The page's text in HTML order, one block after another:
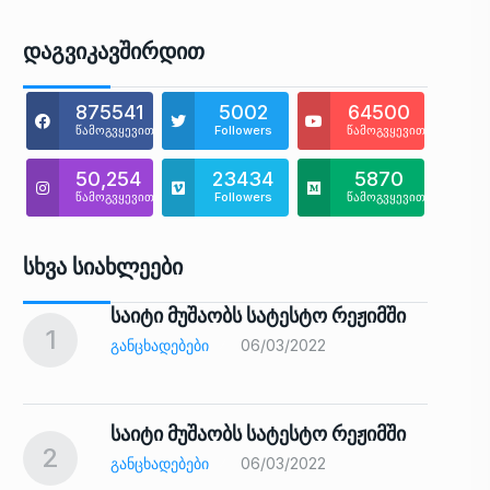
Დაგვიკავშირდით
875541
წამოგვყევით
5002
Followers
64500
წამოგვყევით
50,254
წამოგვყევით
23434
Followers
5870
წამოგვყევით
Სხვა Სიახლეები
1
საიტი მუშაობს სატესტო რეჟიმში
ᲒᲐᲜᲪᲮᲐᲓᲔᲑᲔᲑᲘ 06/03/2022
2
საიტი მუშაობს სატესტო რეჟიმში
ᲒᲐᲜᲪᲮᲐᲓᲔᲑᲔᲑᲘ 06/03/2022